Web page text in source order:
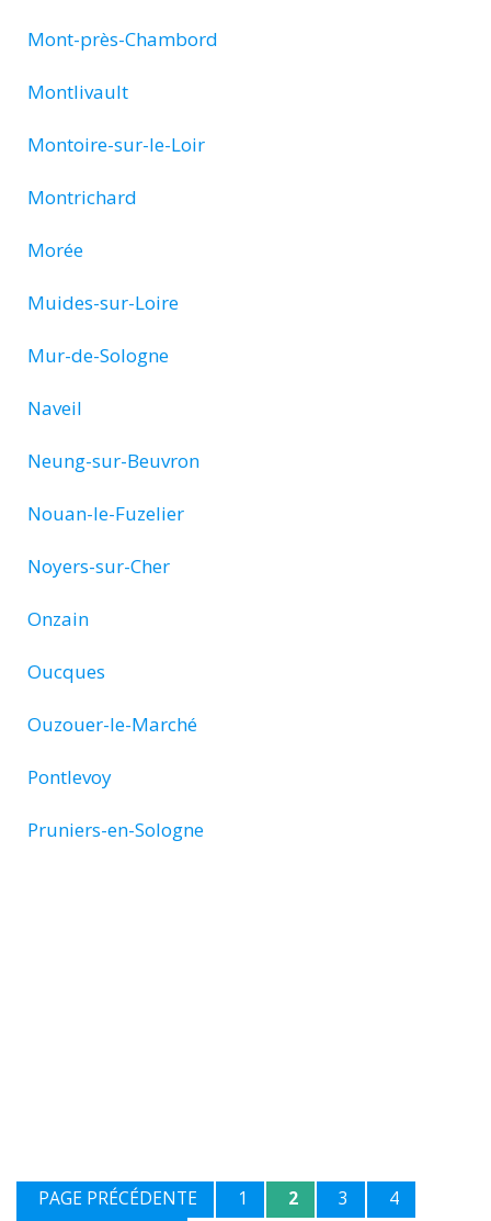
Mont-près-Chambord
Montlivault
Montoire-sur-le-Loir
Montrichard
Morée
Muides-sur-Loire
Mur-de-Sologne
Naveil
Neung-sur-Beuvron
Nouan-le-Fuzelier
Noyers-sur-Cher
Onzain
Oucques
Ouzouer-le-Marché
Pontlevoy
Pruniers-en-Sologne
PAGE PRÉCÉDENTE 1 2 3
4